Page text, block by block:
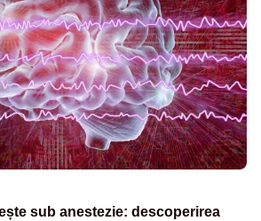
sub anestezie: descoperirea